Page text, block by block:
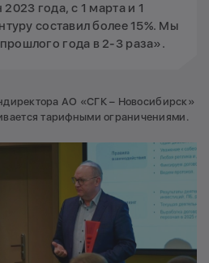
года, с 1 марта и 1
составил более 15%. Мы
года в 2-3 раза».
АО «СГК – Новосибирск»
тарифными ограничениями.